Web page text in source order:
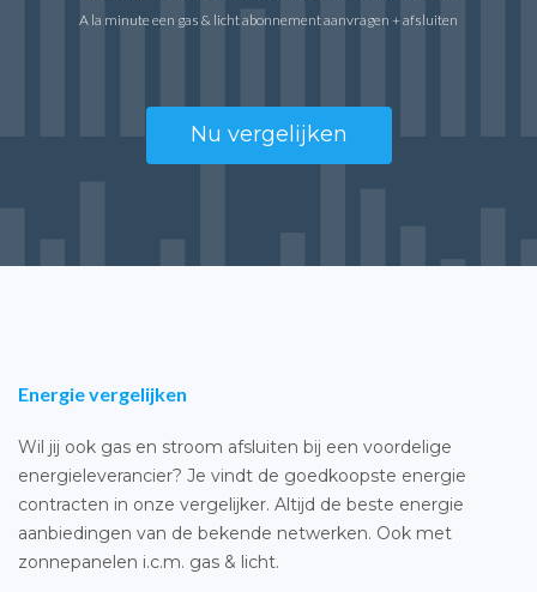
A la minute een gas & licht abonnement aanvragen + afsluiten
Nu vergelijken
Energie vergelijken
Wil jij ook gas en stroom afsluiten bij een voordelige
energieleverancier? Je vindt de goedkoopste energie
contracten in onze vergelijker. Altijd de beste energie
aanbiedingen van de bekende netwerken. Ook met
zonnepanelen i.c.m. gas & licht.